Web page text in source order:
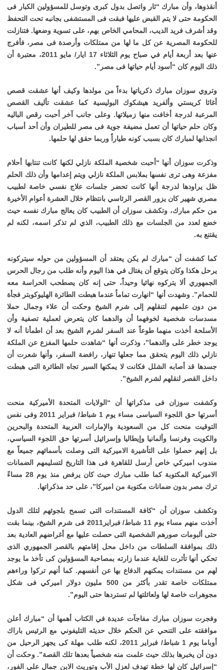
أنقذوها، وأن مبارك “ثار واتصل بدول كبرى وتوسل للمسؤولين الكبار فى
الحكومة حتى لا يتم القبض عليها فبقت فى المستشفى بجانبه تحت التحفظ
وقد أشرف فريد الديب، المحامي الخاص بهم، على تسوية وضعها. فتنازلت
للحكومة المصرية عن كل ما لها من ممتلكات وأرصدة فى مصر، فأفرج
عنها بعد أربعة أيام في صباح يوم الثلاثاء 17 ايار/ مايو 2011، معتبرة أن
ذلك اليوم كان “أسود أيام حياتها فى مصر”.
وتروي سوزان مبارك ذكرياتها بدءاً من مولدها وكيف أنها عشقت قصص
أغاثا كريستي وألفريد هيشكوك البوليسية كما عشقت تأليف القصص
المرعبة لدرجة أخافت منها زميلاتها. وعلى جانب آخر أحبت رقص الباليه
وكان حلم حياتها أن تعمل مضيفة جوية فى مصر للطيران وأن أحد أسباب
انجذابها لمبارك كان بسبب كونه طياراٌ وربما حقق لها حلمها.
وذكرت سوزان أنها “أحبت شخصية الملكة نازلي لكنها كانت تنتابها أحلام
مفزعة وهى ترى نفسها بملابس الملكة نازلي ويتم إعدامها وأن ذلك الحلم
ظل يراودها لدرجة أنها كانت تحضر جلسات علاج نفسي خاصة لطبيب
مصري شهير كان يزور القصر الرئاسي بانتظام خلال العشرة أعوام الأخيرة
من حكم مبارك، وتكشف سوزان أن الطبيب كان يعالج مبارك نفسه حيث
خضع لعدد من الجلسات مع ذلك الطبيب، الذي لم تذكر اسمه، لكنه لم
يقتنع به.
كما كشفت أن “مبارك لم يكن يعتقد أن المسؤولين من حوله سيتركونه
يرحل هكذا وكان يتوقع أن يغتال في هذا اليوم وأنه طلب من رجال الحرس
الجمهوري ألا يتركوه نهائيا وحيداً، حتى إنه كان يصطحب الحراسة معه
للحمام”. وشهدت أنها “انهارت تماماُ عندما هبطت الطائرة الهليوكوبتر فجأة
من دون علمهم لتنقلهم إلى شرم الشيخ وحكت أن علاء وجمال حملا
مسدسات شخصية لخوفهما أن والدهما كان يتعرض لعملية تصفية وأن
الأسلحة أخذت منهما طوعاً عند السفر لشرم الشيخ بعد أن اطمأنا أنه لا
يوجد خطر على والدهما”، وذكرت أنها “شاهدت حلمها المفزع عن الملكة
نازلي ذلك اليوم يتحقق مما جعلها تنهار، رافضة السفر، وأنها شعرت أن
جسدها قد أصابه الشلل فكانت لا يمكنها السير تجاه الطائرة التى هبطت
داخل القصر لنقلهم لشرم الشيخ”.
وكشفت سوزان فى مذكراتها أن “الولايات المتحدة الأميركية منحت
أسرتها حق اللجوء السياسى مساء يوم 1 شباط/ فبراير 2011 وفى نفس
التوقيت منحت كل من السعودية والإمارات العربية المتحدة والبحرين
والكويت وفرنسا وألمانيا وإيطاليا وإسرائيل أسرتها حق اللجوء السياسي،
بل إنهم حصلوا على التأشيرة الاميركية التى وصلت بأسمائهم جميعاً مع
مندوب اميركي خاص أرسل للقاهرة فى هذا التاريخ لتسليمهم الضمانات
الاميركية المكتوبة كما طلب مبارك حيث كان يرفض منذ يوم 28 مساءً
ترك مصر بدون ضمانات مكتوبة من اميركا”، على حد مذكراتها.
وتكشف سوزان أن “كافة المستندات التى تسمح بلجوئهم لتلك الدول
أخذت منهم مساء يوم 11 شباط/ فبراير2011 فى شرم الشيخ، بينما بقت
حتى ألبومات صورهم الشخصية التى حصلت عليها مع أغراضهم العادية بعد
ذلك بموافقة السلطات من داخل محل إقامتهم بالقصر الجمهوري الذى
تحكي أنها تأثرت للغاية عندما زارته بمصاحبة المسؤولين كى تأخذ ما يوجد
لهم من مستندات يمكنهم الدفاع بها عن أنفسهم. كما أنهم تركوا وراءهم
ممتلكات خاصة تقدر بأكثر من 500 مليون دولار اميركي فى شكل
مجوهرات خاصة لها ولعائلتها لم تستردها حتى اليوم”.
وفجرت سوزان مبارك مفاجآت عديدة في الكتاب أهمها أن “مبارك أعلن
موافقته على التنحي عن الحكم خلال حديثه التليفوني مع الرئيس باراك
أوباما يوم 1 شباط/ فبراير 2011، لكنه طلب مهلة كى يجهز الرحيل من
دون أن يخبرها بذلك حيث علمت منه شخصياً بعدها تلك القصة”. وحكت أن
“إسرائيل كان لها خطة تهدف لعزل الأب وتوريث الابن جمال على الفور،